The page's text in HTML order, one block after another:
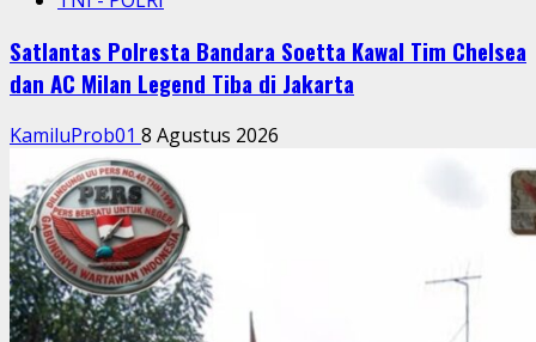
Satlantas Polresta Bandara Soetta Kawal Tim Chelsea
dan AC Milan Legend Tiba di Jakarta
KamiluProb01 8 Agustus 2026